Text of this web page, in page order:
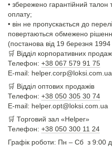
• збережено гарантійний
оплату;
• він не пропускається до
повертаються обмежено
(постанова від 19 березня
🛒 Відділ корпоративних
Телефон: +38 067 579 91 75
E-mail: helper.corp@loksi.com.ua
🛒 Відділ оптових продажів
Телефон: +38 050 305 30 74
E-mail: helper.opt@loksi.com.ua
🛒 Торговий зал «Helper»
Телефон: +38 050 300 11 24
Графік роботи: Пн – Сб з 9:00